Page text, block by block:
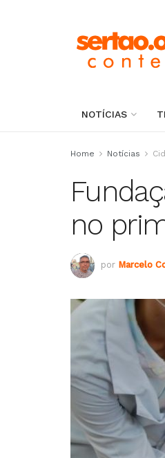
NOTÍCIAS
Home Notícias
no
por Marcelo